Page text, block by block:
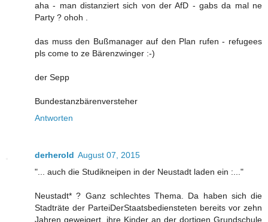
aha - man distanziert sich von der AfD - gabs da mal ne
Party ? ohoh .
das muss den Bußmanager auf den Plan rufen - refugees
pls come to ze Bärenzwinger :-)
der Sepp
Bundestanzbärenversteher
Antworten
derherold August 07, 2015
"... auch die Studikneipen in der Neustadt laden ein :..."
Neustadt* ? Ganz schlechtes Thema. Da haben sich die
Stadträte der ParteiDerStaatsbediensteten bereits vor zehn
Jahren geweigert, ihre Kinder an der dortigen Grundschule